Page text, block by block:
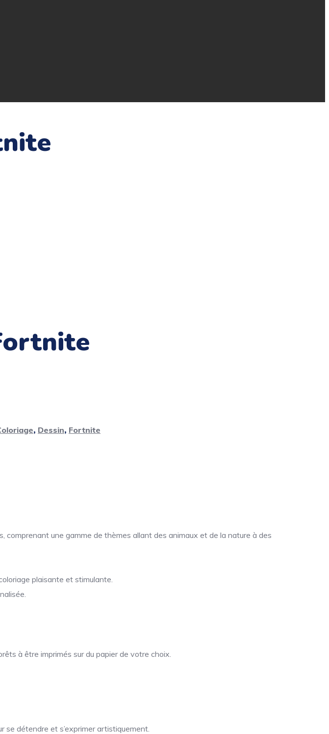
, Dessin, Fortnite
une gamme de thèmes allant des animaux et de la nature à des
plaisante et stimulante.
à être imprimés sur du papier de votre choix.
détendre et s’exprimer artistiquement.